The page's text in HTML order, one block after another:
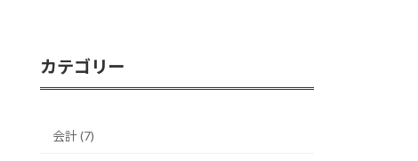
カテゴリー
会計 (7)